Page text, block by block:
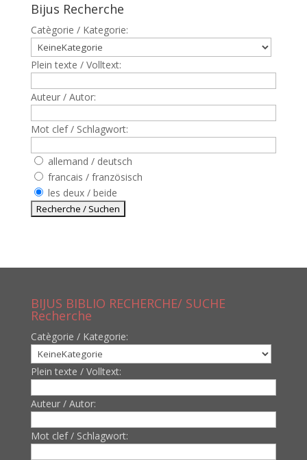
Bijus Recherche
Catègorie / Kategorie:
Plein texte / Volltext:
Auteur / Autor:
Mot clef / Schlagwort:
allemand / deutsch
francais / französisch
les deux / beide
BIJUS BIBLIO RECHERCHE/ SUCHE
Recherche
Catègorie / Kategorie:
Plein texte / Volltext:
Auteur / Autor:
Mot clef / Schlagwort: